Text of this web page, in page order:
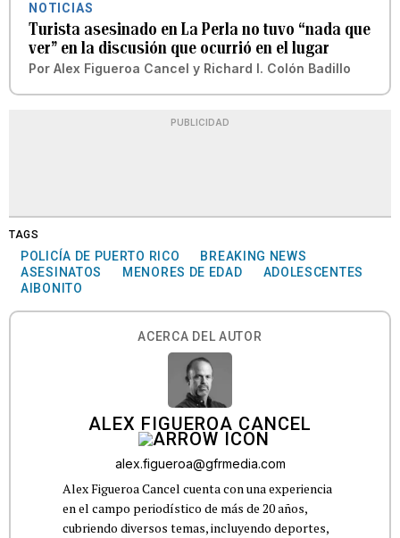
NOTICIAS
Turista asesinado en La Perla no tuvo “nada que
ver” en la discusión que ocurrió en el lugar
Por Alex Figueroa Cancel y Richard I. Colón Badillo
PUBLICIDAD
TAGS
POLICÍA DE PUERTO RICO
BREAKING NEWS
ASESINATOS
MENORES DE EDAD
ADOLESCENTES
AIBONITO
ACERCA DEL AUTOR
ALEX FIGUEROA CANCEL
alex.figueroa@gfrmedia.com
Alex Figueroa Cancel cuenta con una experiencia
en el campo periodístico de más de 20 años,
cubriendo diversos temas, incluyendo deportes,